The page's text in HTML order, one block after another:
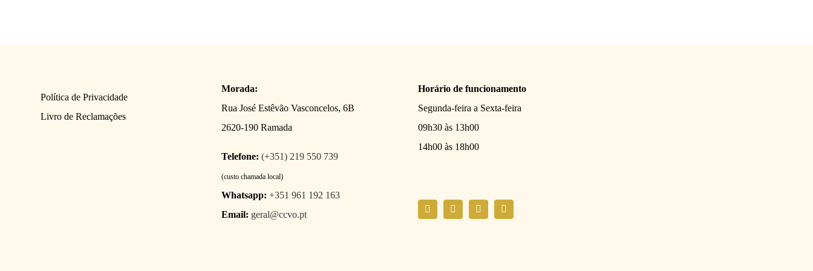
Política de Privacidade
Livro de Reclamações
Morada:
Rua José Estêvão Vasconcelos, 6B
2620-190 Ramada
Telefone: (+351) 219 550 739
(custo chamada local)
Whatsapp: +351 961 192 163
Email: geral@ccvo.pt
Horário de funcionamento
Segunda-feira a Sexta-feira
09h30 às 13h00
14h00 às 18h00